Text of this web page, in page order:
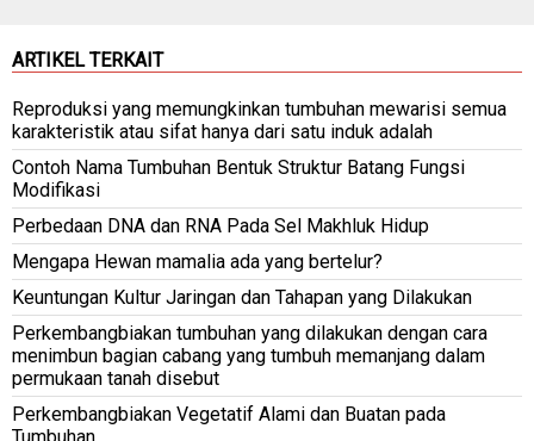
ARTIKEL TERKAIT
Reproduksi yang memungkinkan tumbuhan mewarisi semua
karakteristik atau sifat hanya dari satu induk adalah
Contoh Nama Tumbuhan Bentuk Struktur Batang Fungsi
Modifikasi
Perbedaan DNA dan RNA Pada Sel Makhluk Hidup
Mengapa Hewan mamalia ada yang bertelur?
Keuntungan Kultur Jaringan dan Tahapan yang Dilakukan
Perkembangbiakan tumbuhan yang dilakukan dengan cara
menimbun bagian cabang yang tumbuh memanjang dalam
permukaan tanah disebut
Perkembangbiakan Vegetatif Alami dan Buatan pada
Tumbuhan